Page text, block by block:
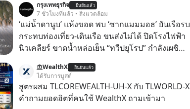
กรุงเทพธุรกิจ ยืนยันแล้ว
7 ชั่วโมงที่แล้ว • สิ่งแวดล้อม
‘แม่น้ำดานูบ’ แห้งขอด พบ ‘ซากแมมมอธ’ ยันเรือรบ
กระทบท่องเที่ยว-เดินเรือ ขนส่งไม่ได้ ปิดโรงไฟฟ้า
นิวเคลียร์ ขาดน้ำหล่อเย็น “ทวีปยุโรป” กำลังเผชิญ
ปรากฏมาก่อน ส่งผลให้แม่น้ำหลายสายลดระดับลง
สู่ระดับต่ำสุดเป็นประวัติการณ์ โดยเฉพาะ “แม่น้ำ
ดานูบ” ซึ่งเป็นแม่น้ำยาวอันดับสองของยุโรปที่ไหล
WealthX ยืนยันแล้ว
ได้รับการบูสต์
สูตรผสม TLCOREWEALTH-UH-X กับ TLWORLD-X
คำถามยอดฮิตที่คนใช้ WealthX ถามเข้ามา